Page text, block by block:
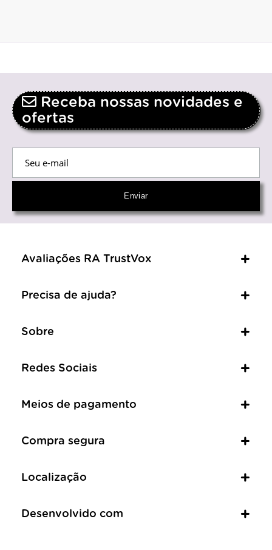
Receba nossas novidades e
ofertas
Avaliações RA TrustVox
Precisa de ajuda?
Sobre
Redes Sociais
Meios de pagamento
Compra segura
Localização
Desenvolvido com